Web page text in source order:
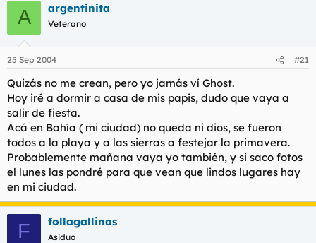
A argentinita
Veterano
25 Sep 2004 #21
Quizás no me crean, pero yo jamás ví Ghost.
Hoy iré a dormir a casa de mis papis, dudo que vaya a
salir de fiesta.
Acá en Bahía ( mi ciudad) no queda ni dios, se fueron
todos a la playa y a las sierras a festejar la primavera.
Probablemente mañana vaya yo también, y si saco fotos
el lunes las pondré para que vean que lindos lugares hay
en mi ciudad.
F follagallinas
Asiduo